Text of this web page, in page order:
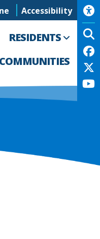
Accessibility
RESIDENTS
COMMUNITIES